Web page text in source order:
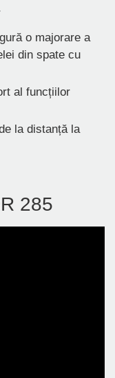
o majorare a
din spate cu
al funcțiilor
la distanță la
285